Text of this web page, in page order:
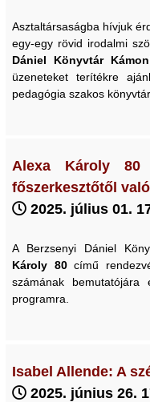
Asztaltársaságba hívjuk
egy-egy rövid irodalmi
Dániel Könyvtár
üzeneteket terítékre
pedagógia szakos
Alexa Károly 80
főszerkesztőtől
2025. július 01.
A Berzsenyi Dániel
Károly 80 című
számának
programra.
Isabel Allende: A
2025. június 26.